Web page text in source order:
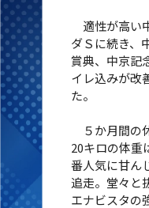
適性が高い
ダＳに続き、
賞典、中京記
イレ込みが改
た。
５か月間の
20キロの体重
番人気に甘ん
追走。堂々と
エナビスタの